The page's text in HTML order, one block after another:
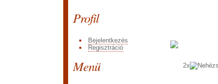
Profil
Bejelentkezés
Regisztráció
Menü 2x